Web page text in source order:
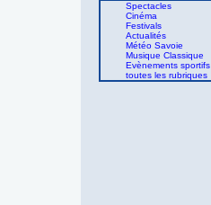
Spectacles
Cinéma
Festivals
Actualités
Météo Savoie
Musique Classique
Evènements sportifs
toutes les rubriques